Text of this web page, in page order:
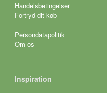
Handelsbetingelser
Fortryd dit køb
Persondatapolitik
Om os
Inspiration